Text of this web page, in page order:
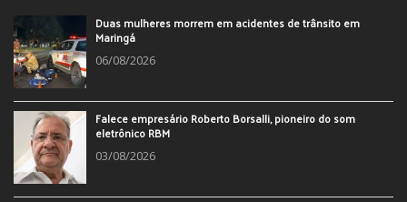
Duas mulheres morrem em acidentes de trânsito em
Maringá
06/08/2026
Falece empresário Roberto Borsalli, pioneiro do som
eletrônico RBM
03/08/2026